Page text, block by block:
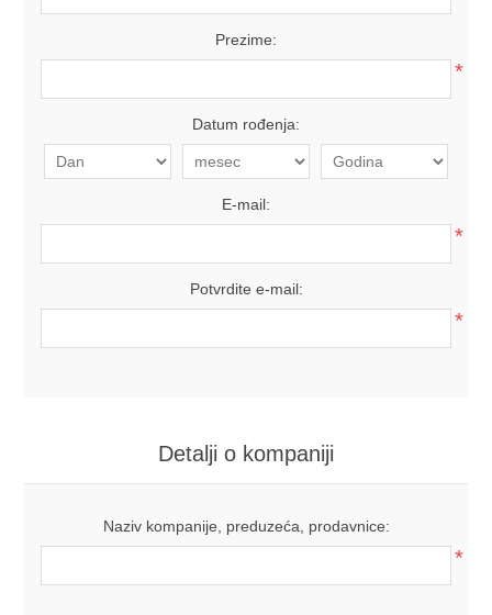
Prezime:
*
Datum rođenja:
E-mail:
*
Potvrdite e-mail:
*
Detalji o kompaniji
Naziv kompanije, preduzeća, prodavnice:
*